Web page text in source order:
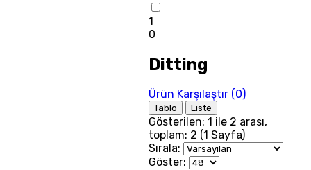
1
0
Ditting
Ürün Karşılaştır (0)
Tablo Liste
Gösterilen: 1 ile 2 arası,
toplam: 2 (1 Sayfa)
Sırala:
Göster: